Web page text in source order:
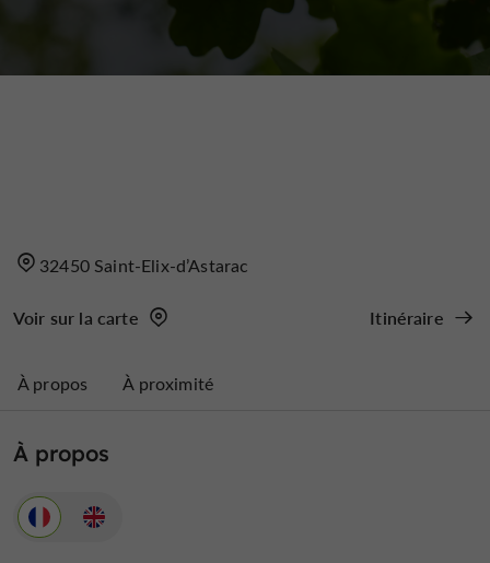
32450 Saint-Elix-d’Astarac
Voir sur la carte Itinéraire
À propos À proximité
À propos